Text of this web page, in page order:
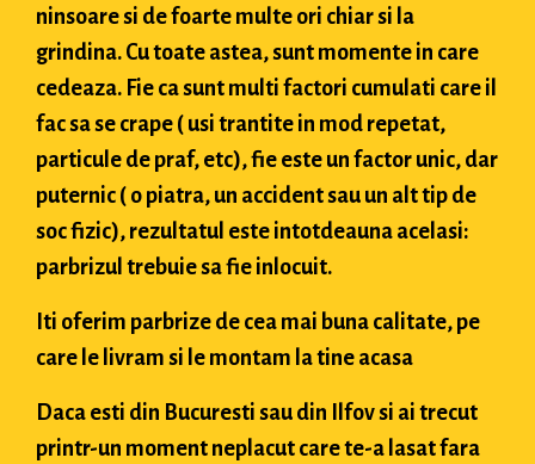
ninsoare si de foarte multe ori chiar si la
grindina. Cu toate astea, sunt momente in care
cedeaza. Fie ca sunt multi factori cumulati care il
fac sa se crape ( usi trantite in mod repetat,
particule de praf, etc), fie este un factor unic, dar
puternic ( o piatra, un accident sau un alt tip de
soc fizic), rezultatul este intotdeauna acelasi:
parbrizul trebuie sa fie inlocuit.
Iti oferim parbrize de cea mai buna calitate, pe
care le livram si le montam la tine acasa
Daca esti din Bucuresti sau din Ilfov si ai trecut
printr-un moment neplacut care te-a lasat fara